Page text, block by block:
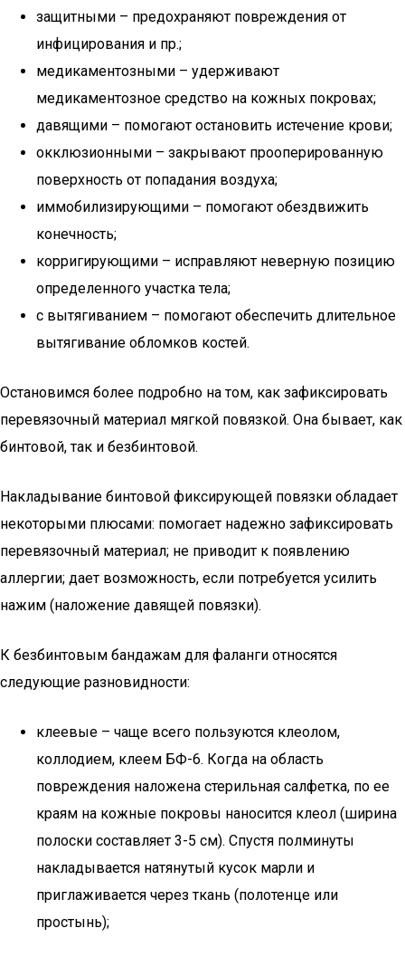
защитными – предохраняют повреждения от
инфицирования и пр.;
медикаментозными – удерживают
медикаментозное средство на кожных покровах;
давящими – помогают остановить истечение крови;
окклюзионными – закрывают прооперированную
поверхность от попадания воздуха;
иммобилизирующими – помогают обездвижить
конечность;
корригирующими – исправляют неверную позицию
определенного участка тела;
с вытягиванием – помогают обеспечить длительное
вытягивание обломков костей.
Остановимся более подробно на том, как зафиксировать
перевязочный материал мягкой повязкой. Она бывает, как
бинтовой, так и безбинтовой.
Накладывание бинтовой фиксирующей повязки обладает
некоторыми плюсами: помогает надежно зафиксировать
перевязочный материал; не приводит к появлению
аллергии; дает возможность, если потребуется усилить
нажим (наложение давящей повязки).
К безбинтовым бандажам для фаланги относятся
следующие разновидности:
клеевые – чаще всего пользуются клеолом,
коллодием, клеем БФ-6. Когда на область
повреждения наложена стерильная салфетка, по ее
краям на кожные покровы наносится клеол (ширина
полоски составляет 3-5 см). Спустя полминуты
накладывается натянутый кусок марли и
приглаживается через ткань (полотенце или
простынь);